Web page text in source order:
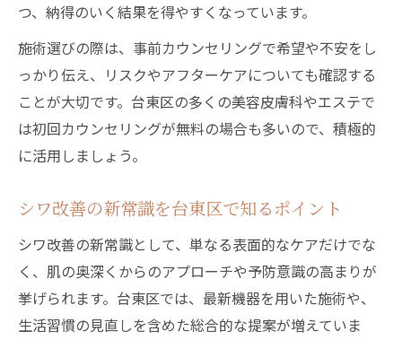
つ、納得のいく結果を得やすくなっています。
施術選びの際は、事前カウンセリングで希望や不安をし
っかり伝え、リスクやアフターケアについても確認する
ことが大切です。台東区の多くの美容皮膚科やエステで
は初回カウンセリングが無料の場合も多いので、積極的
に活用しましょう。
シワ改善の新常識を台東区で知るポイント
シワ改善の新常識として、単なる表面的なケアだけでな
く、肌の奥深くからのアプローチや予防意識の高まりが
挙げられます。台東区では、最新機器を用いた施術や、
生活習慣の見直しを含めた総合的な提案が増えていま